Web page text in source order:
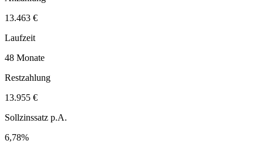
13.463 €
Laufzeit
48 Monate
Restzahlung
13.955 €
Sollzinssatz p.A.
6,78%